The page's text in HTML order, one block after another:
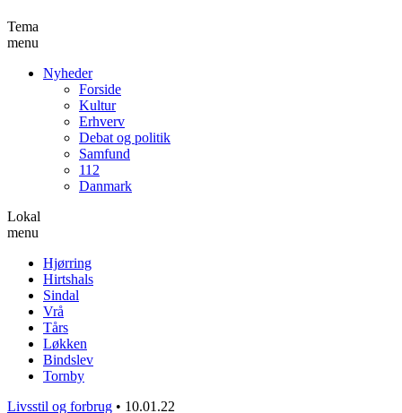
Tema
menu
Nyheder
Forside
Kultur
Erhverv
Debat og politik
Samfund
112
Danmark
Lokal
menu
Hjørring
Hirtshals
Sindal
Vrå
Tårs
Løkken
Bindslev
Tornby
Livsstil og forbrug • 10.01.22